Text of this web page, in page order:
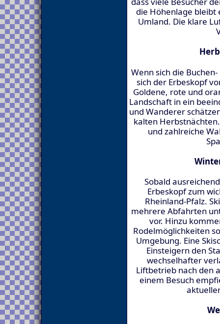
die Höhenlage bleibt
Umland. Die klare
Wenn sich die
sich der Erbeskopf
Goldene, rote und
Landschaft in ein
und Wanderer
kalten
und zahlreiche
Sobald
Erbeskopf zum
Rheinland-Pfalz.
mehrere Abfahrten
vor. Hinzu
Rodelmöglichkeiten
Umgebung. Eine
Einsteigern den
wechselhafter
Liftbetrieb nach den
einem Besuch